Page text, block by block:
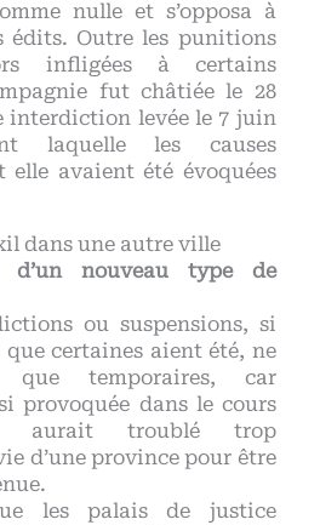
nulle et s’opposa à
édits. Outre les punitions
infligées à certains
fut châtiée le 28
interdiction levée le 7 juin
laquelle les causes
elle avaient été évoquées
dans une autre ville
d’un nouveau type de
ou suspensions, si
certaines aient été, ne
que temporaires, car
provoquée dans le cours
aurait troublé trop
d’une province pour être
les palais de justice